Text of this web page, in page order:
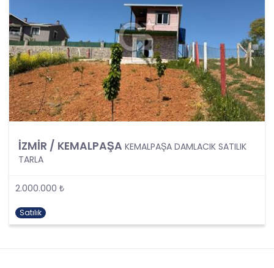
Kişinin kimlik bilgilerine ek olarak, vatandaşlık
numarası, vergi numarası, pasaport numarası,
sosyal güvenlik numarası, sürücü belgesi
numarası, taşıt plakası, ev adresi, iş adresi, e-
posta adresi, telefon numarası, faks numarası,
özgeçmişi, fotoğrafı, videosu, genetik bilgileri, kan
grubu, kriminal geçmişi ve adli sicil bilgileri gibi
kişinin belirli veya belirlenebilir olmasını sağlayan
tüm bilgiler kişisel veri niteliği taşımaktadır ve
kişisel verilerin korunması kapsamına girmektedir.
Bu tanım uyarınca, CB Gayrimenkul Franchising
Pazarlama ve Danışmanlık Hizmetleri A.Ş. iş
üzere üçüncü kişiler de dahil, topladıkları tüm
tespit edecek ve bu verileri KVKK’nundaki kurallara
uygun olarak işleyecektir.
otomatik olan ya da herhangi bir veri kayıt
İZMİR / KEMALPAŞA KEMALPAŞA DAMLACIK SATILIK
TARLA
2.000.000 ₺
Satılık